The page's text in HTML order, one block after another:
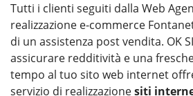
Tutti i clienti seguiti dalla Web
realizzazione e-commerce
di un assistenza post vendita. OK
assicurare redditività e una
tempo al tuo sito web internet
servizio di realizzazionesiti